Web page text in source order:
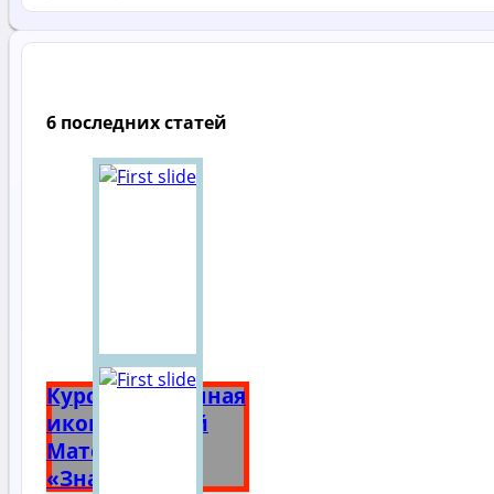
6 последних статей
Курская Коренная
икона Божией
Матери
«Знамение»